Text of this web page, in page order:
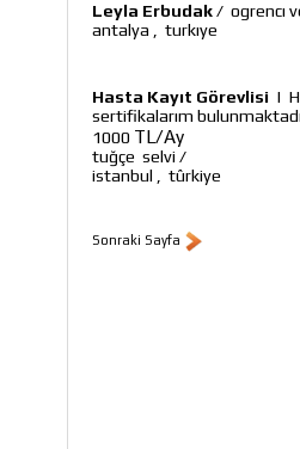
Leyla Erbudak/ ogrencı
antalya
turkıye
Hasta Kayıt Görevlisi |
sertifikalarım
1000 TL/Ay
tuğçe selvi /
istanbul
tûrkiye
Sonraki Sayfa